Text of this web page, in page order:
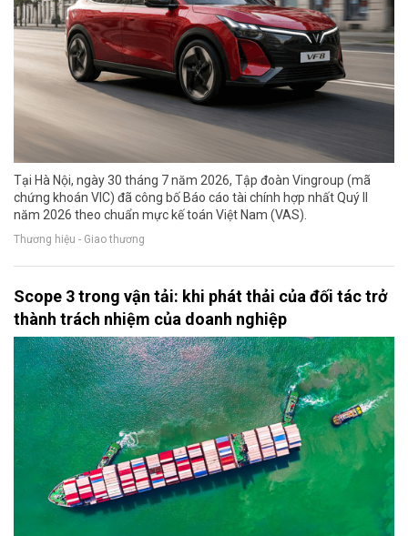
Tại Hà Nội, ngày 30 tháng 7 năm 2026, Tập đoàn Vingroup (mã
chứng khoán VIC) đã công bố Báo cáo tài chính hợp nhất Quý II
năm 2026 theo chuẩn mực kế toán Việt Nam (VAS).
Thương hiệu - Giao thương
Scope 3 trong vận tải: khi phát thải của đối tác trở
thành trách nhiệm của doanh nghiệp